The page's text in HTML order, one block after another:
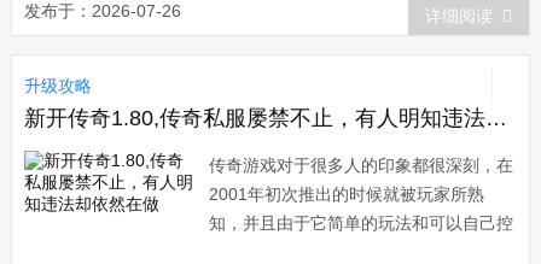
发布于：2026-07-26 详细阅读
升级攻略
新开传奇1.80,传奇私服屡禁不止，有人明知违法却依然在做
传奇游戏对于很多人的印象都很深刻，在
2001年初次推出的时候就被玩家所熟
知，并且由于它简单的玩法和可以自己控